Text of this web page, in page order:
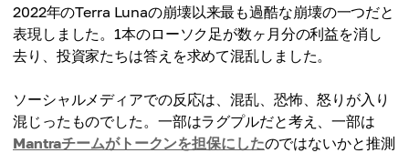
2022年のTerra Lunaの崩壊以来最も過酷な崩壊の一つだと
表現しました。1本のローソク足が数ヶ月分の利益を消し
去り、投資家たちは答えを求めて混乱しました。
ソーシャルメディアでの反応は、混乱、恐怖、怒りが入り
混じったものでした。一部はラグプルだと考え、一部は
Mantraチームがトークンを担保にしたのではないかと推測